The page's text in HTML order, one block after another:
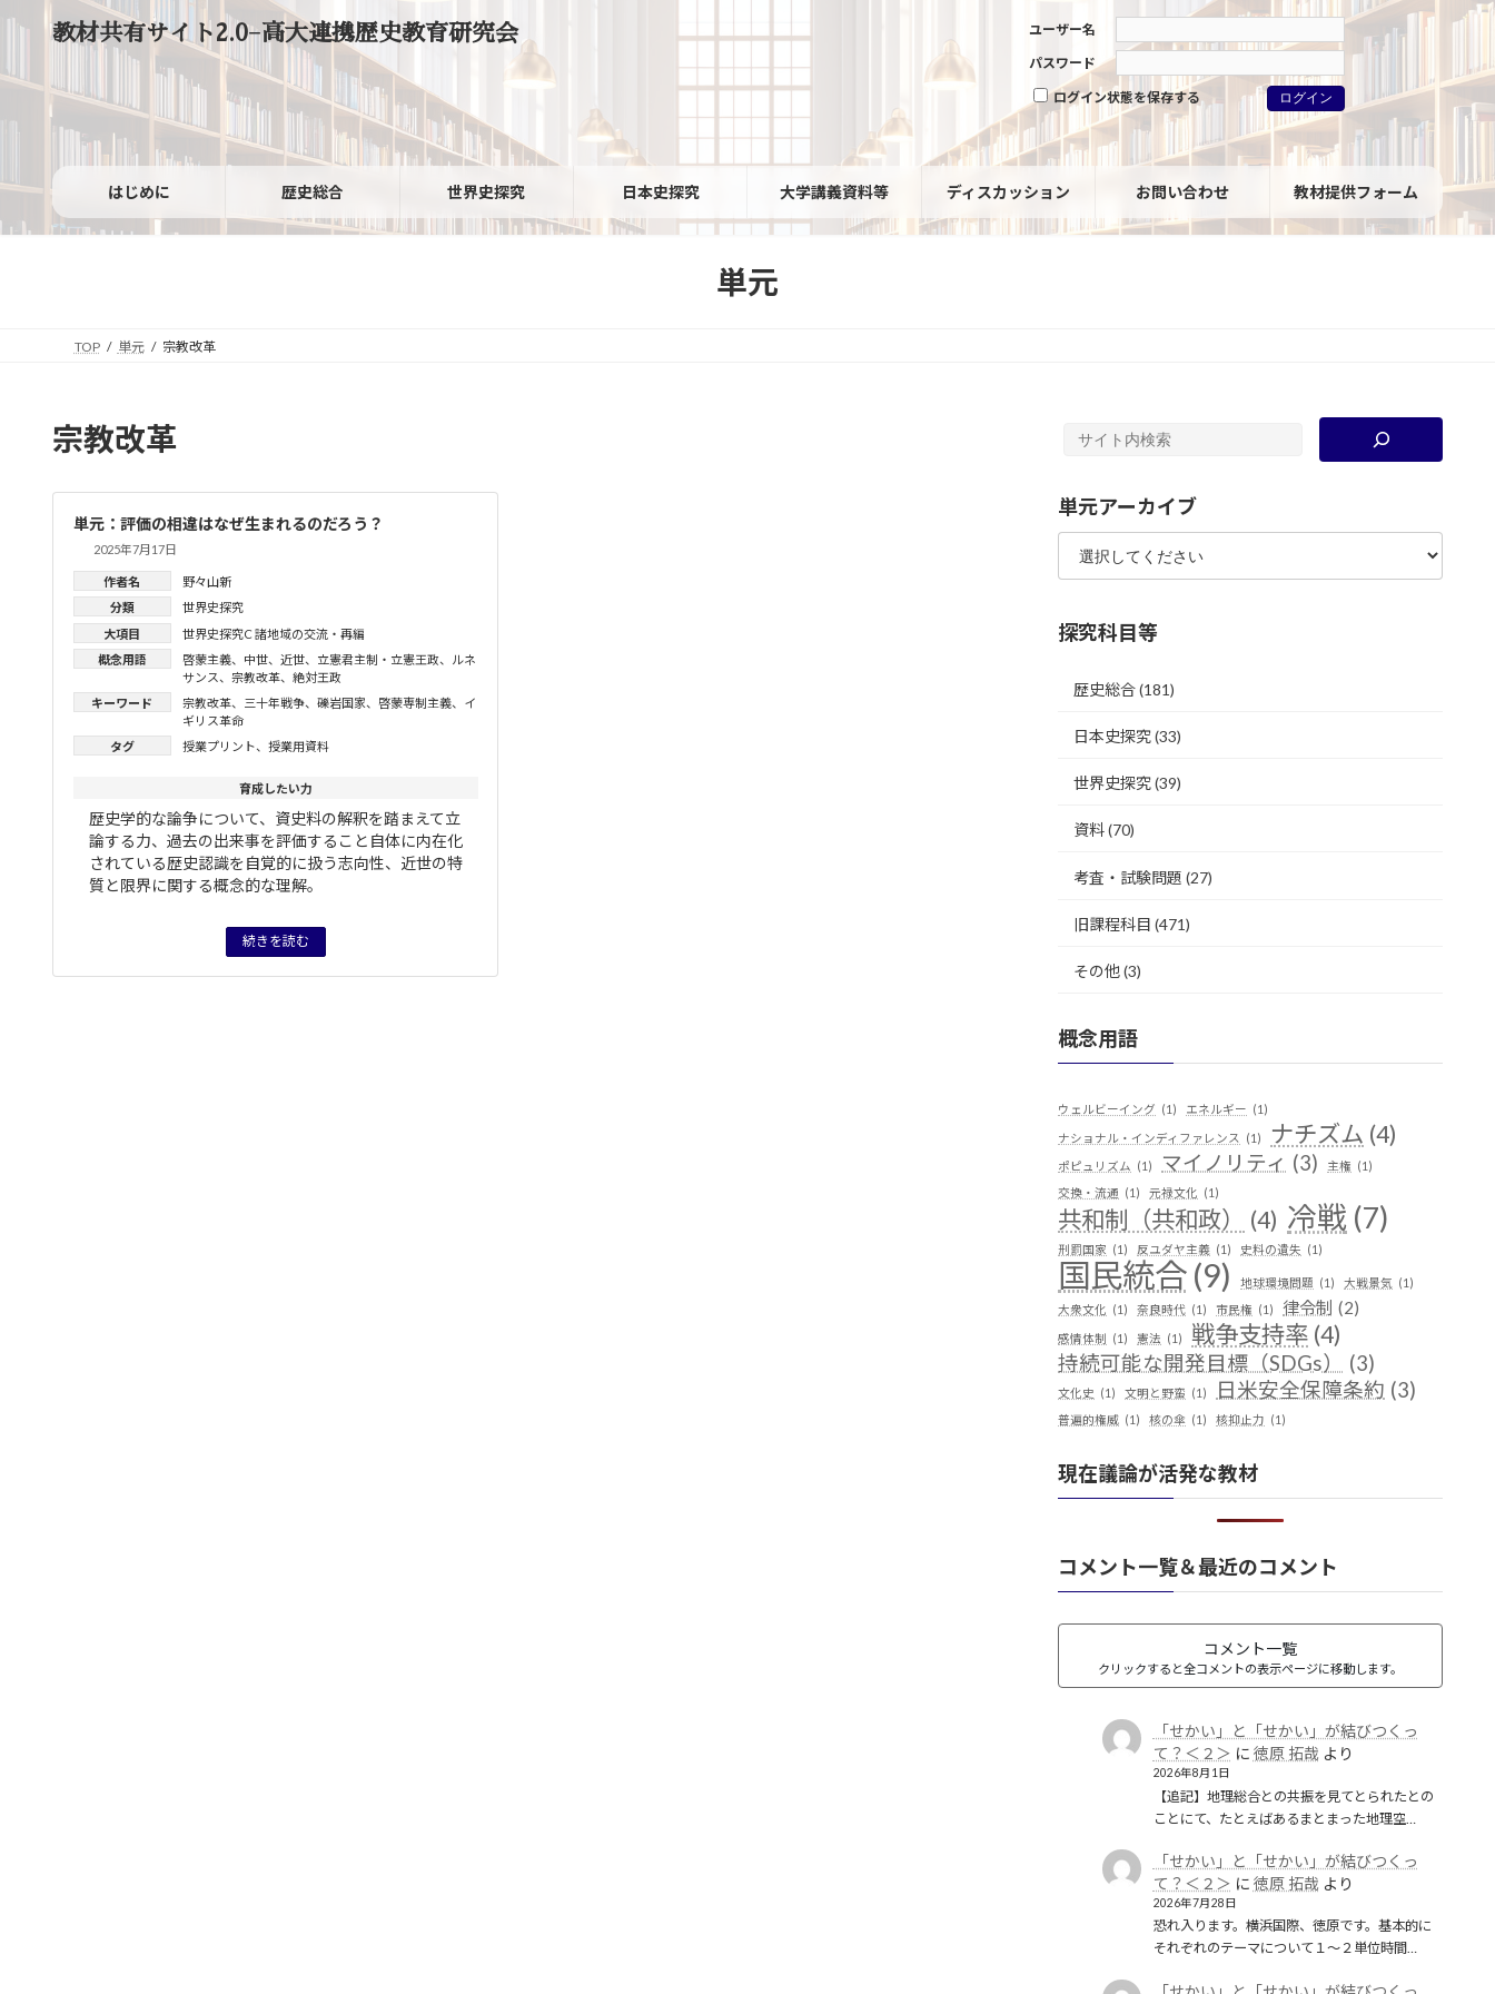
ン
ッ
ー
移
教材共有サイト2.0−高大連携歴史教育研究会
ユーザー名
パスワード
ログイン状態を保存する
はじめに 歴史総合 世界史探究 日本史探究 大学講義資料等 ディスカッション お問い合わせ 教材提供フォーム
単元
TOP 単元 宗教改革
宗教改革
単元：評価の相違はなぜ生まれるのだろう？
2025年7月17日
タグ 授業プリント、 授業用資料
作者名 野々山新
大項目
世界史探究C 諸地域の交流・再編
概念用語
啓蒙主義、 中世、 近世、 立憲君主制・立憲王政、
ルネ
サンス、 宗教改革、 絶対王政
キーワード
宗教改革、 三十年戦争、 礫岩国家、 啓蒙専制主義、
イ
ギリス革命
分類 世界史探究
続きを読む
育成したい力
歴史学的な論争について、資史料の解釈を踏まえて立
論する力、過去の出来事を評価すること自体に内在化
されている歴史認識を自覚的に扱う志向性、近世の特
質と限界に関する概念的な理解。
単元アーカイブ
探究科目等
歴史総合(181)
日本史探究(33)
世界史探究(39)
資料(70)
考査・試験問題 (27)
旧課程科目 (471)
その他(3)
概念用語
ウェルビーイング (1) エネルギー (1)
ナショナル・インディファレンス
(1) ナチズム (4)
ポピュリズム (1) マイノリティ (3) 主権 (1)
交換・流通 (1) 元禄文化 (1)
共和制（共和政） (4) 冷戦 (7)
刑罰国家 (1) 反ユダヤ主義 (1) 史料の遺失 (1)
国民統合 (9) 地球環境問題 (1) 大戦景気 (1)
大衆文化 (1) 奈良時代 (1) 市民権 (1) 律令制 (2)
感情体制 (1) 憲法 (1) 戦争支持率 (4)
持続可能な開発目標（SDGs） (3)
文化史 (1) 文明と野蛮 (1) 日米安全保障条約 (3)
普遍的権威 (1) 核の傘 (1) 核抑止力 (1)
歴史実践 (1) 民族独立運動
都城制 (1) 鎖国(4) 革命 (1)
現在議論が活発な教材
コメント一覧＆最近のコメント
コメント一覧
クリックすると全コメントの表示ページに移動します。
「せかい」と「せかい」が結びつくっ
て？＜２＞ に 徳原 拓哉 より
2026年8月1日
【追記】地理総合との共振を見てとられたとの
ことにて、たとえばあるまとまった地理空…
「せかい」と「せかい」が結びつくっ
て？＜２＞ に 徳原 拓哉 より
2026年7月28日
恐れ入ります。横浜国際、徳原です。基本的に
それぞれのテーマについて１〜２単位時間…